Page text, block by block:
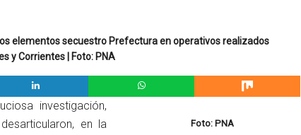
elementos secuestro Prefectura en operativos realizados
y Corrientes | Foto: PNA
Foto: PNA
investigación,
en la